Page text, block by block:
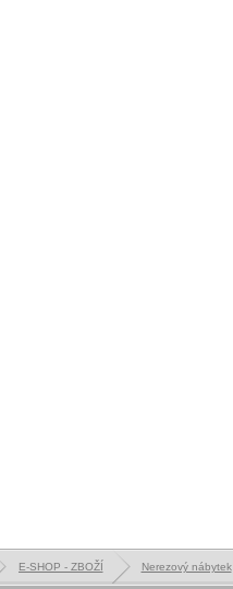
E-SHOP - ZBOŽÍ Nerezový nábytek